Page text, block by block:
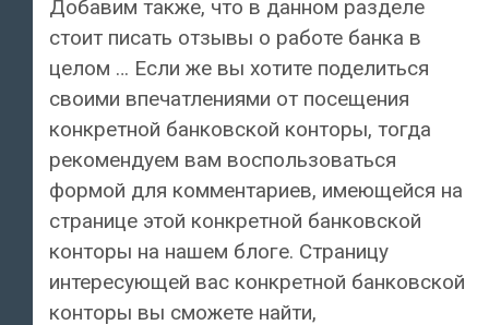
Добавим также, что в данном разделе
стоит писать отзывы о работе банка в
целом … Если же вы хотите поделиться
своими впечатлениями от посещения
конкретной банковской конторы, тогда
рекомендуем вам воспользоваться
формой для комментариев, имеющейся на
странице этой конкретной банковской
конторы на нашем блоге. Страницу
интересующей вас конкретной банковской
конторы вы сможете найти,